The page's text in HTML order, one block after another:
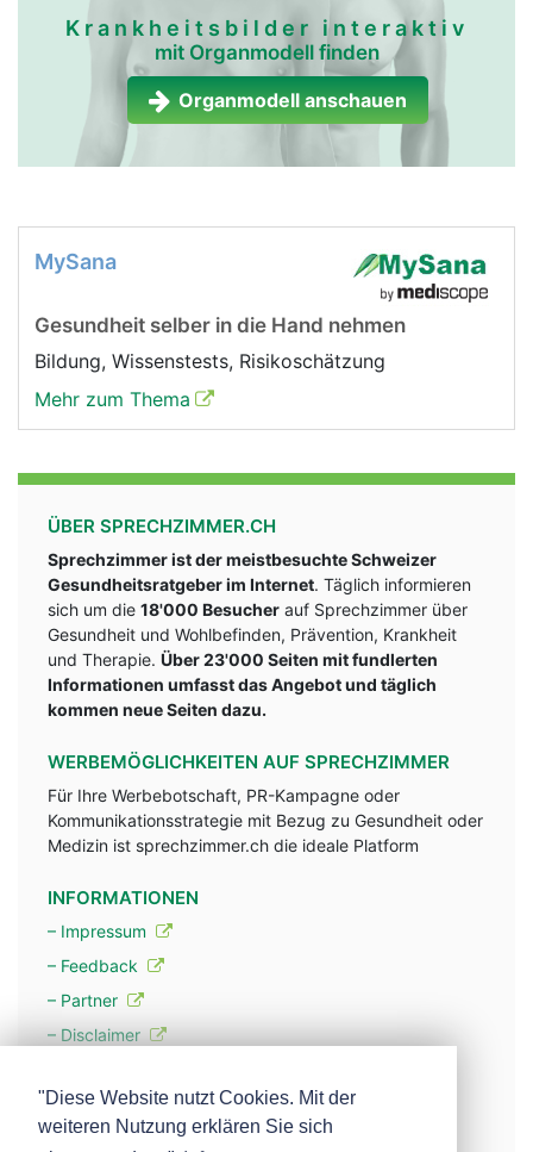
Krankheitsbilder interaktiv
mit Organmodell finden
Organmodell anschauen
MySana
Gesundheit selber in die Hand nehmen
Bildung, Wissenstests, Risikoschätzung
Mehr zum Thema
ÜBER SPRECHZIMMER.CH
Sprechzimmer ist der meistbesuchte Schweizer
Gesundheitsratgeber im Internet. Täglich informieren
sich um die 18'000 Besucher auf Sprechzimmer über
Gesundheit und Wohlbefinden, Prävention, Krankheit
und Therapie. Über 23'000 Seiten mit fundlerten
Informationen umfasst das Angebot und täglich
kommen neue Seiten dazu.
WERBEMÖGLICHKEITEN AUF SPRECHZIMMER
Für Ihre Werbebotschaft, PR-Kampagne oder
Kommunikationsstrategie mit Bezug zu Gesundheit oder
Medizin ist sprechzimmer.ch die ideale Platform
INFORMATIONEN
– Impressum
– Feedback
– Partner
– Disclaimer
– Werbung
"Diese Website nutzt Cookies. Mit der
weiteren Nutzung erklären Sie sich